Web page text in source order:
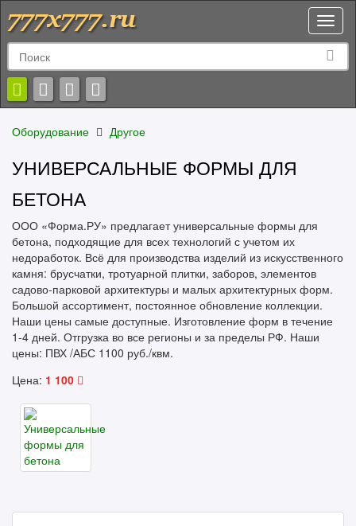
Оборудование Другое
УНИВЕРСАЛЬНЫЕ ФОРМЫ ДЛЯ
БЕТОНА
ООО «Форма.РУ» предлагает универсальные формы для
бетона, подходящие для всех технологий с учетом их
недоработок. Всё для производства изделий из искусственного
камня: брусчатки, тротуарной плитки, заборов, элементов
садово-парковой архитектуры и малых архитектурных форм.
Большой ассортимент, постоянное обновление коллекции.
Наши цены самые доступные. Изготовление форм в течение
1-4 дней. Отгрузка во все регионы и за пределы РФ. Наши
цены: ПВХ /АБС 1100 руб./квм.
Цена: 1 100